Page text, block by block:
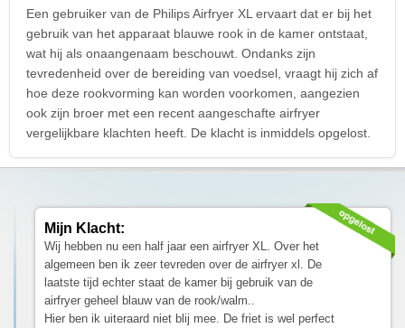
Een gebruiker van de Philips Airfryer XL ervaart dat er bij het
gebruik van het apparaat blauwe rook in de kamer ontstaat,
wat hij als onaangenaam beschouwt. Ondanks zijn
tevredenheid over de bereiding van voedsel, vraagt hij zich af
hoe deze rookvorming kan worden voorkomen, aangezien
ook zijn broer met een recent aangeschafte airfryer
vergelijkbare klachten heeft. De klacht is inmiddels opgelost.
Mijn Klacht:
Wij hebben nu een half jaar een airfryer XL. Over het
algemeen ben ik zeer tevreden over de airfryer xl. De
laatste tijd echter staat de kamer bij gebruik van de
airfryer geheel blauw van de rook/walm..
Hier ben ik uiteraard niet blij mee. De friet is wel perfect